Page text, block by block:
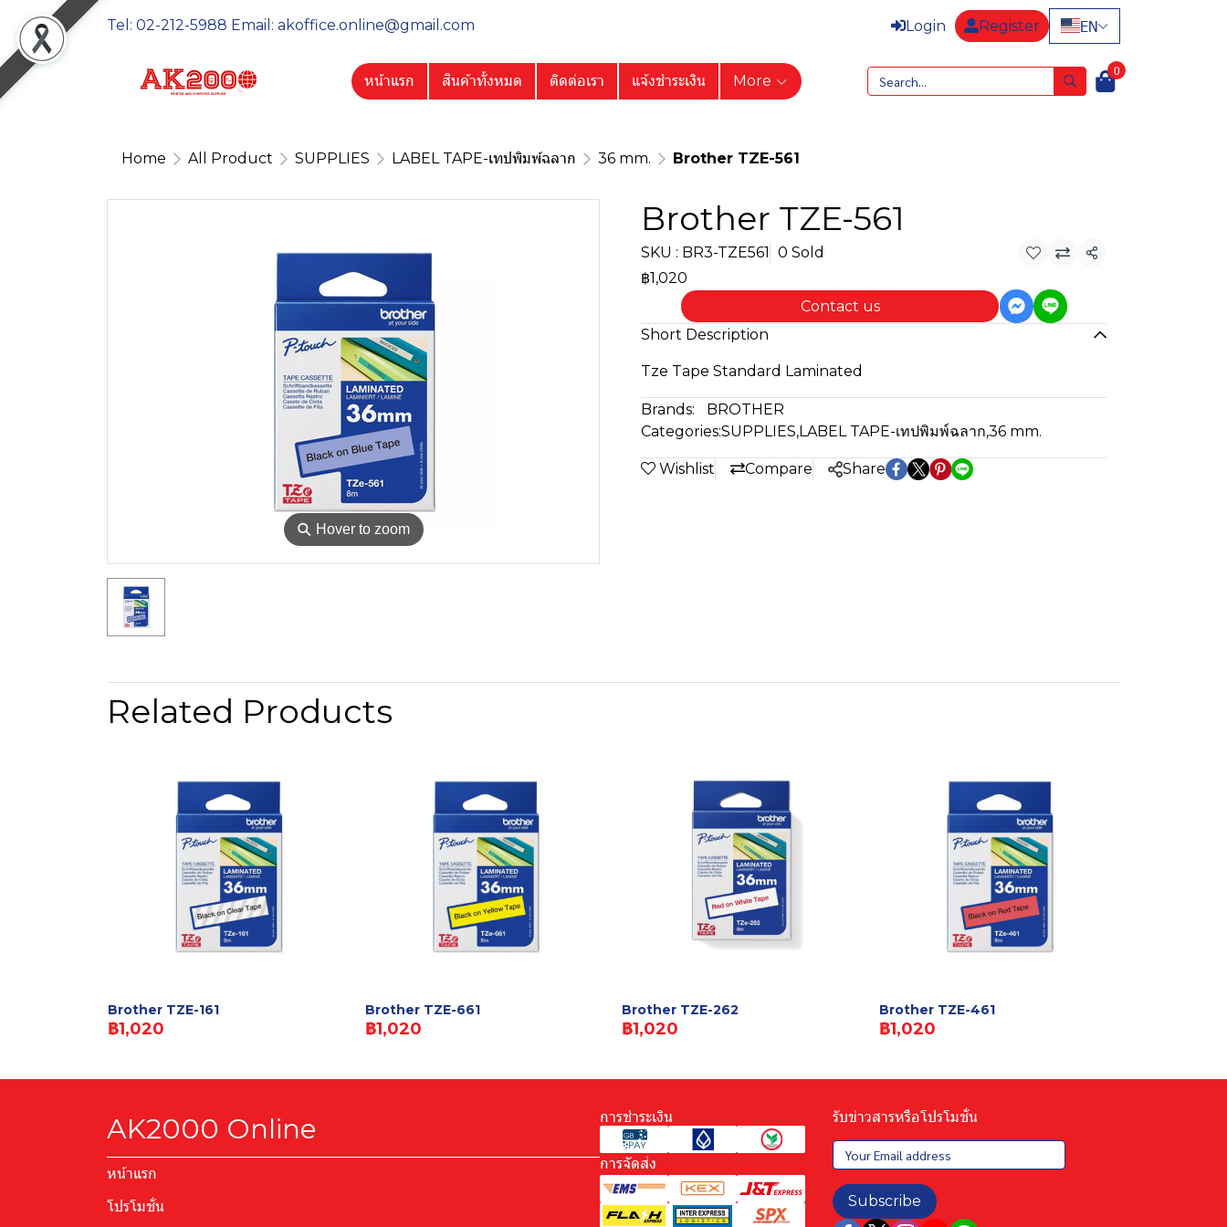
Tel: 02-212-5988 Email: akoffice.online@gmail.com Login Register EN
หน้าแรก สินค้าทั้งหมด ติดต่อเรา แจ้งชำระเงิน More
0
Home All Product SUPPLIES LABEL TAPE-เทปพิมพ์ฉลาก 36 mm. Brother TZE-561
⚲ Hover to zoom
Brother TZE-561
SKU : BR3-TZE561 0 Sold
Share
฿1,020
Contact us
Short Description
Tze Tape Standard Laminated
Brands:
BROTHER
Categories:SUPPLIES,LABEL TAPE-เทปพิมพ์ฉลาก,36 mm.
Wishlist Compare Share
Related Products
Brother TZE-161
฿1,020
Brother TZE-661
฿1,020
Brother TZE-262
฿1,020
Brother TZE-461
฿1,020
AK2000 Online
หน้าแรก
โปรโมชั่น
การชำระเงิน
การจัดส่ง
รับข่าวสารหรือโปรโมชั่น
Subscribe